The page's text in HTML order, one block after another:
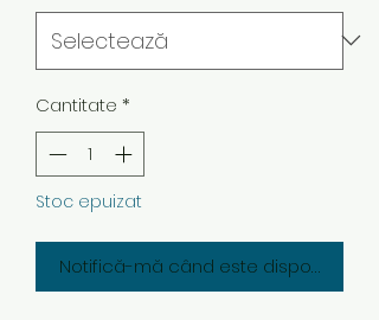
Cantitate *
Stoc epuizat
Notifică-mă când este disponibil